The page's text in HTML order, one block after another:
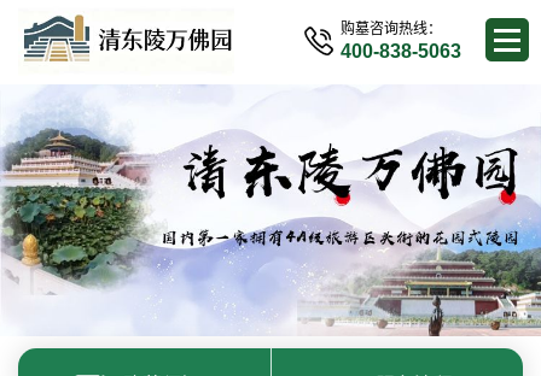
购墓咨询热线：
400-838-5063